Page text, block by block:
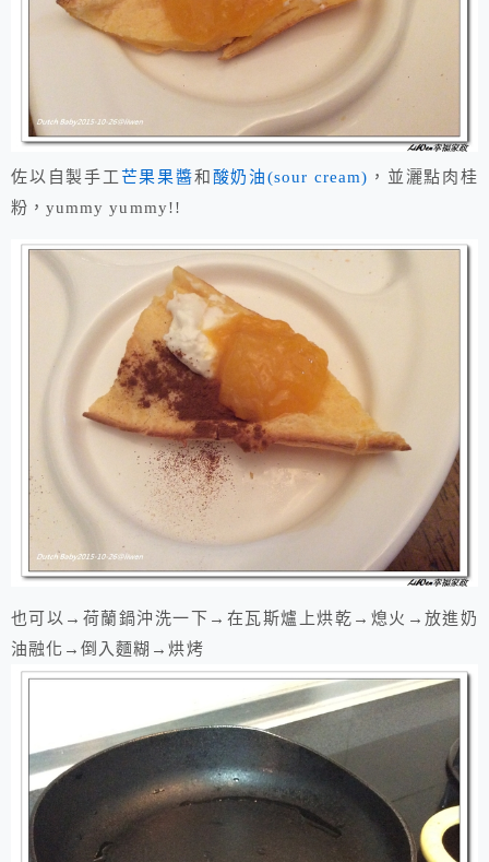
佐以自製手工芒果果醬和 酸奶油(sour cream) ，並灑點肉桂
粉，yummy yummy!!
也可以→荷蘭鍋沖洗一下→在瓦斯爐上烘乾→熄火→放進奶
油融化→倒入麵糊→烘烤